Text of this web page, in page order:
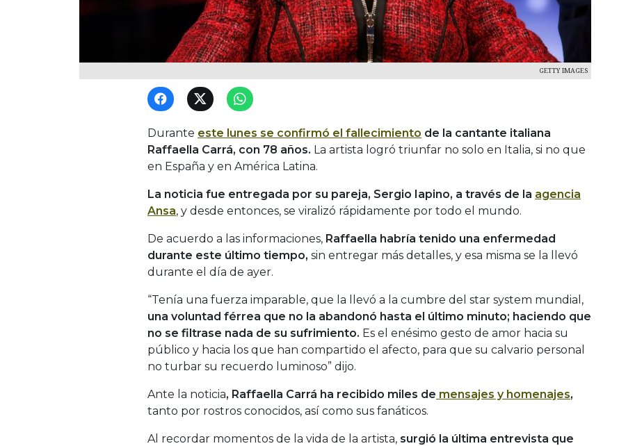
GETTY IMAGES
Durante este lunes se confirmó el fallecimiento de la cantante italiana
Raffaella Carrá, con 78 años. La artista logró triunfar no solo en Italia, si no que
en España y en América Latina.
La noticia fue entregada por su pareja, Sergio Iapino, a través de la agencia
Ansa, y desde entonces, se viralizó rápidamente por todo el mundo.
De acuerdo a las informaciones, Raffaella habría tenido una enfermedad
durante este último tiempo, sin entregar más detalles, y esa misma se la llevó
durante el día de ayer.
“Tenía una fuerza imparable, que la llevó a la cumbre del star system mundial,
una voluntad férrea que no la abandonó hasta el último minuto; haciendo que
no se filtrase nada de su sufrimiento. Es el enésimo gesto de amor hacia su
público y hacia los que han compartido el afecto, para que su calvario personal
no turbar su recuerdo luminoso” dijo.
Ante la noticia, Raffaella Carrá ha recibido miles de mensajes y homenajes,
tanto por rostros conocidos, así como sus fanáticos.
Al recordar momentos de la vida de la artista, surgió la última entrevista que